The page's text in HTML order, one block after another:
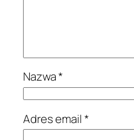
Nazwa*
Adres email*